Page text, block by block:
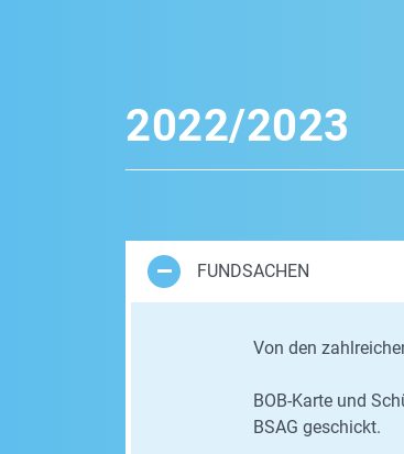
2022/2023
FUNDSACHEN
Von den
BOB-Karte und
BSAG geschickt.